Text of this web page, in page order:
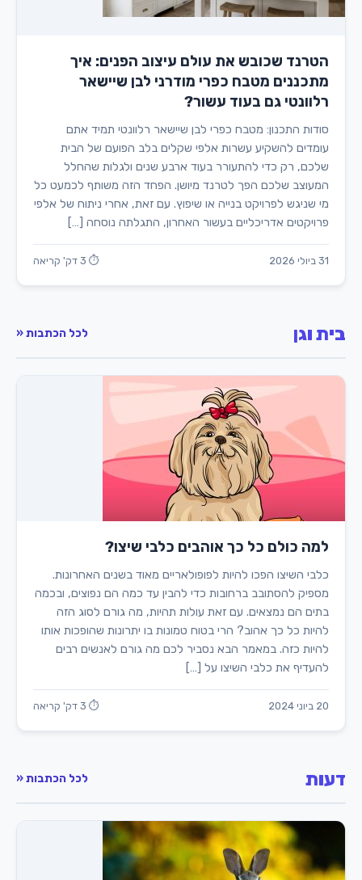
הטרנד שכובש את עולם עיצוב הפנים: איך
מתכננים מטבח כפרי מודרני לבן שיישאר
רלוונטי גם בעוד עשור?
סודות התכנון: מטבח כפרי לבן שיישאר רלוונטי תמיד אתם
עומדים להשקיע עשרות אלפי שקלים בלב הפועם של הבית
שלכם, רק כדי להתעורר בעוד ארבע שנים ולגלות שהחלל
המעוצב שלכם הפך לטרנד מיושן. הפחד הזה משותף לכמעט כל
מי שניגש לפרויקט בנייה או שיפוץ. עם זאת, אחרי ניתוח של אלפי
פרויקטים אדריכליים בעשור האחרון, התגלתה נוסחה […]
31 ביולי 2026 ⏱ 3 דק' קריאה
בית וגן לכל הכתבות «
למה כולם כל כך אוהבים כלבי שיצו?
כלבי השיצו הפכו להיות לפופולאריים מאוד בשנים האחרונות.
מספיק להסתובב ברחובות כדי להבין עד כמה הם נפוצים, ובכמה
בתים הם נמצאים. עם זאת עולות תהיות, מה גורם לסוג הזה
להיות כל כך אהוב? הרי בטוח טמונות בו יתרונות שהופכות אותו
להיות כזה. במאמר הבא נסביר לכם מה גורם לאנשים רבים
להעדיף את כלבי השיצו על […]
20 ביוני 2024 ⏱ 3 דק' קריאה
דעות לכל הכתבות «